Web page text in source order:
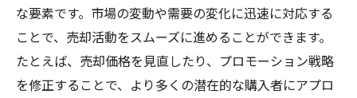
な要素です。市場の変動や需要の変化に迅速に対応する
ことで、売却活動をスムーズに進めることができます。
たとえば、売却価格を見直したり、プロモーション戦略
を修正することで、より多くの潜在的な購入者にアプロ